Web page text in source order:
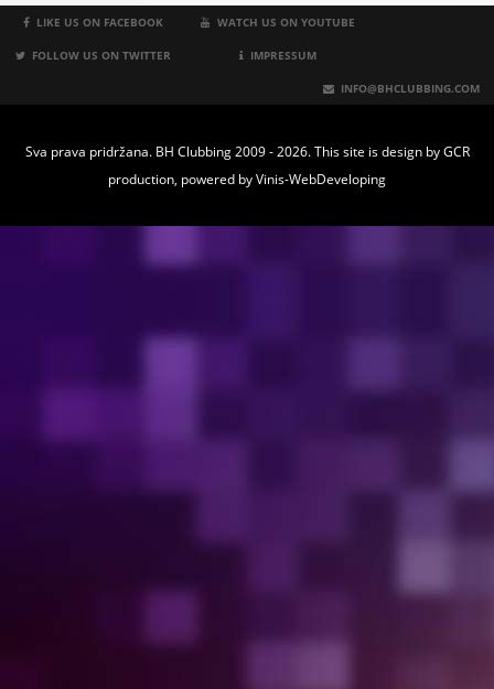
LIKE US ON FACEBOOK WATCH US ON YOUTUBE
FOLLOW US ON TWITTER IMPRESSUM
INFO@BHCLUBBING.COM
Sva prava pridržana. BH Clubbing 2009 - 2026. This site is design byGCR
production, powered byVinis-WebDeveloping